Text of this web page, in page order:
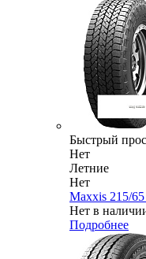
Быстрый
Нет
Летние
Нет
Maxxis 215/
Нет в
Подробнее